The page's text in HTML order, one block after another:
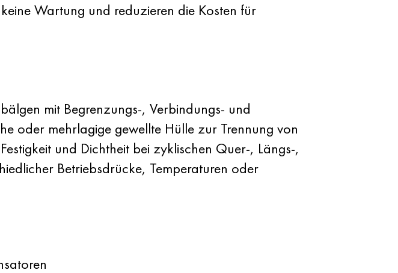
Wartung und reduzieren die Kosten für
mit Begrenzungs-, Verbindungs- und
oder mehrlagige gewellte Hülle zur Trennung von
und Dichtheit bei zyklischen Quer-, Längs-,
Betriebsdrücke, Temperaturen oder